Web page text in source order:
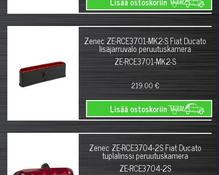
Zenec ZE-RCE3701-MK2-S Fiat Ducato
lisäjarruvalo peruutuskamera
ZE-RCE3701-MK2-S
219.00 €
Lisää ostoskoriin
Zenec ZE-RCE3704-2S Fiat Ducato
tuplalinssi peruutuskamera
ZE-RCE3704-2S